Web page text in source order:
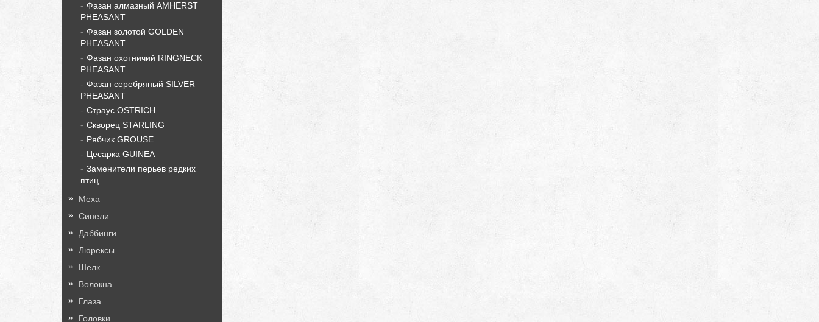
Фазан алмазный AMHERST
PHEASANT
Фазан золотой GOLDEN
PHEASANT
Фазан охотничий RINGNECK
PHEASANT
Фазан серебряный SILVER
PHEASANT
Страус OSTRICH
Скворец STARLING
Рябчик GROUSE
Цесарка GUINEA
Заменители перьев редких
птиц
Меха
Синели
Даббинги
Люрексы
Шелк
Волокна
Глаза
Головки